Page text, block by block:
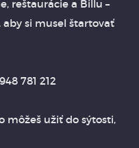
reštaurácie a Billu –
aby si musel štartovať
781 212
môžeš užiť do sýtosti,